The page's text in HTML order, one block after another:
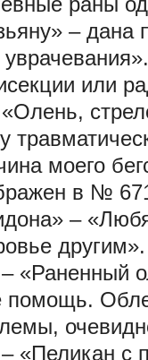
– дана
или
моего
в №
–
«Раненный
помощь.
«Пеликан с